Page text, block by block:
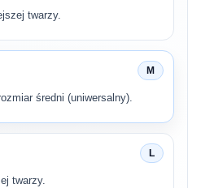
twarzy.
M
średni (uniwersalny).
L
twarzy.